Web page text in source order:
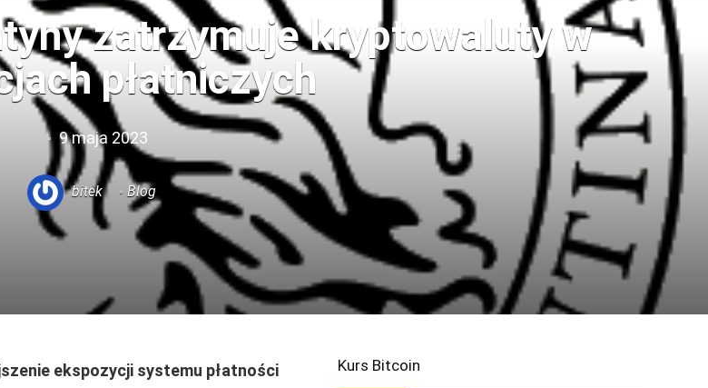
zatrzymuje kryptowaluty w
płatniczych
9 maja 2023
bitek Blog
ekspozycji systemu płatności
Kurs Bitcoin